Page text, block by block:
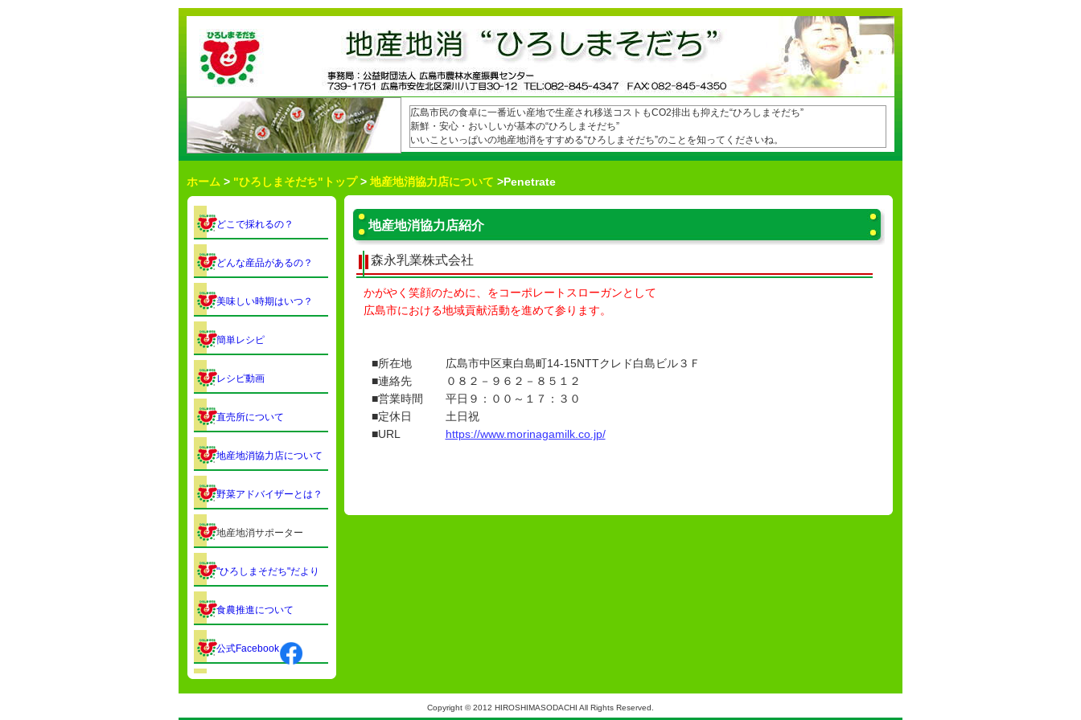
広島市民の食卓に一番近い産地で生産され移送コストもCO2排出も抑えた“ひろしまそだち”
新鮮・安心・おいしいが基本の“ひろしまそだち”
いいこといっぱいの地産地消をすすめる“ひろしまそだち”のことを知ってくださいね。
ホーム > "ひろしまそだち"トップ> 地産地消協力店について >Penetrate
どこで採れるの？
どんな産品があるの？
美味しい時期はいつ？
簡単レシピ
レシピ動画
直売所について
地産地消協力店について
野菜アドバイザーとは？
地産地消サポーター
"ひろしまそだち"だより
食農推進について
公式Facebook
地産地消協力店紹介
森永乳業株式会社
かがやく笑顔のために、をコーポレートスローガンとして
広島市における地域貢献活動を進めて参ります。
■所在地
広島市中区東白島町14-15NTTクレド白島ビル３Ｆ
■連絡先
０８２－９６２－８５１２
■営業時間
平日９：００～１７：３０
■定休日
土日祝
■URL
https://www.morinagamilk.co.jp/
Copyright © 2012 HIROSHIMASODACHI All Rights Reserved.